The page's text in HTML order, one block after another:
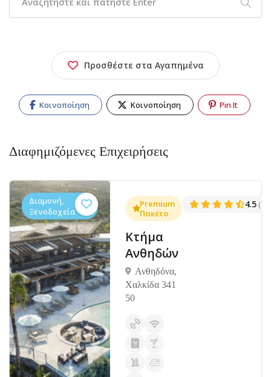
Προσθέστε στα Αγαπημένα
Κοινοποίηση Κοινοποίηση Pin It
Διαφημιζόμενες Επιχειρήσεις
(1381)
Διαμονή,
Ξενοδοχεία
Premium
Πακέτο
Κτήμα
Ανθηδών
Ανθηδόνα,
Χαλκίδα 341
50
4.5